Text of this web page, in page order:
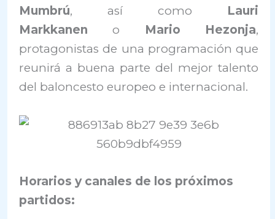
Mumbrú, así como Lauri
Markkanen o Mario Hezonja,
protagonistas de una programación que
reunirá a buena parte del mejor talento
del baloncesto europeo e internacional.
Horarios y canales de los próximos
partidos: